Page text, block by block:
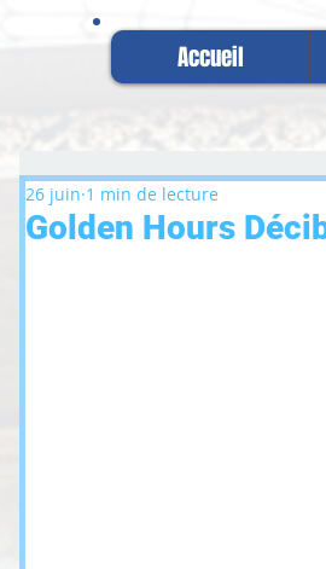
Accueil
Golden Hours
26 juin 1 min de lecture